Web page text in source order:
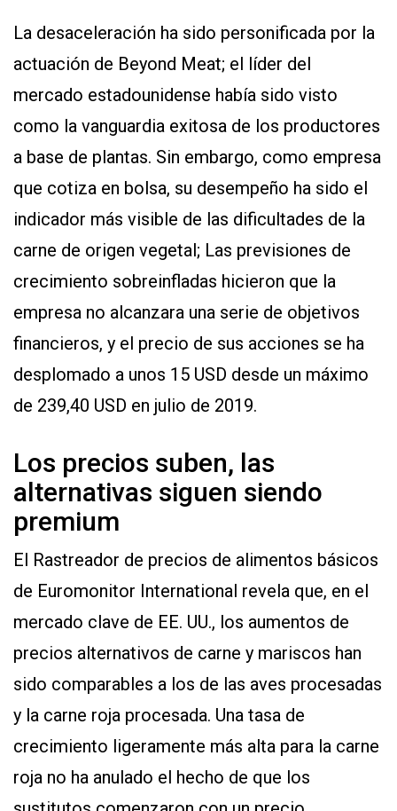
La desaceleración ha sido personificada por la
actuación de Beyond Meat; el líder del
mercado estadounidense había sido visto
como la vanguardia exitosa de los productores
a base de plantas. Sin embargo, como empresa
que cotiza en bolsa, su desempeño ha sido el
indicador más visible de las dificultades de la
carne de origen vegetal; Las previsiones de
crecimiento sobreinfladas hicieron que la
empresa no alcanzara una serie de objetivos
financieros, y el precio de sus acciones se ha
desplomado a unos 15 USD desde un máximo
de 239,40 USD en julio de 2019.
Los precios suben, las
alternativas siguen siendo
premium
El Rastreador de precios de alimentos básicos
de Euromonitor International revela que, en el
mercado clave de EE. UU., los aumentos de
precios alternativos de carne y mariscos han
sido comparables a los de las aves procesadas
y la carne roja procesada. Una tasa de
crecimiento ligeramente más alta para la carne
roja no ha anulado el hecho de que los